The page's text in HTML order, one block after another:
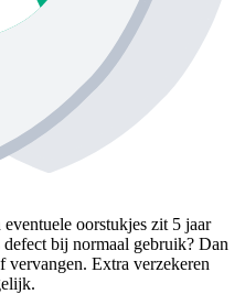
oorstukjes zit 5 jaar
bij normaal gebruik? Dan
vervangen. Extra verzekeren